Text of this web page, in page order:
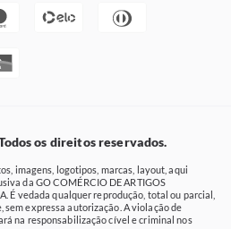
os direitos reservados.
imagens, logotipos, marcas, layout, aqui
da GO COMÉRCIO DE ARTIGOS
É vedada qualquer reprodução, total ou parcial,
expressa autorização. A violação de
na responsabilização cível e criminal nos